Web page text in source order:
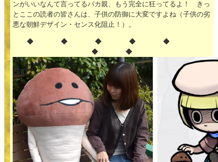
ンがいいなんて言ってるバカ親、もう完全に狂ってるよ！ きっ
とここの読者の皆さんは、子供の防御に大変ですよね（子供の劣
悪な朝鮮デザイン・センス化阻止！）。
◆ ◆ ◆ ◆ ◆
◆ ◆